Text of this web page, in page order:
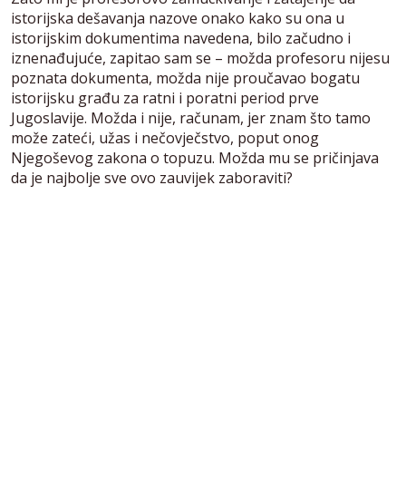
istorijska dešavanja nazove onako kako su ona u
istorijskim dokumentima navedena, bilo začudno i
iznenađujuće, zapitao sam se – možda profesoru nijesu
poznata dokumenta, možda nije proučavao bogatu
istorijsku građu za ratni i poratni period prve
Jugoslavije. Možda i nije, računam, jer znam što tamo
može zateći, užas i nečovječstvo, poput onog
Njegoševog zakona o topuzu. Možda mu se pričinjava
da je najbolje sve ovo zauvijek zaboraviti?